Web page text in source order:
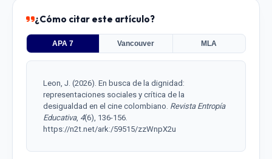
¿Cómo citar este artículo?
APA 7 Vancouver MLA
Leon, J. (2026). En busca de la dignidad:
representaciones sociales y crítica de la
desigualdad en el cine colombiano. Revista Entropía
Educativa, 4(6), 136-156.
https://n2t.net/ark:/59515/zzWnpX2u